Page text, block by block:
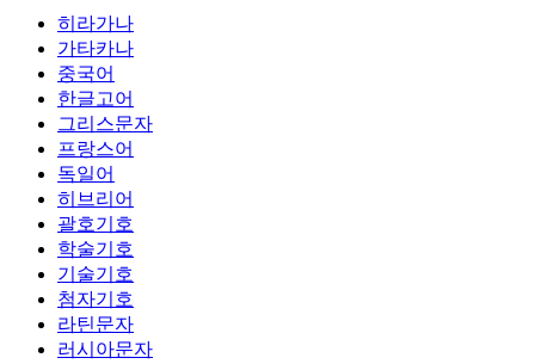
히라가나
가타카나
중국어
한글고어
그리스문자
프랑스어
독일어
히브리어
괄호기호
학술기호
기술기호
첨자기호
라틴문자
러시아문자